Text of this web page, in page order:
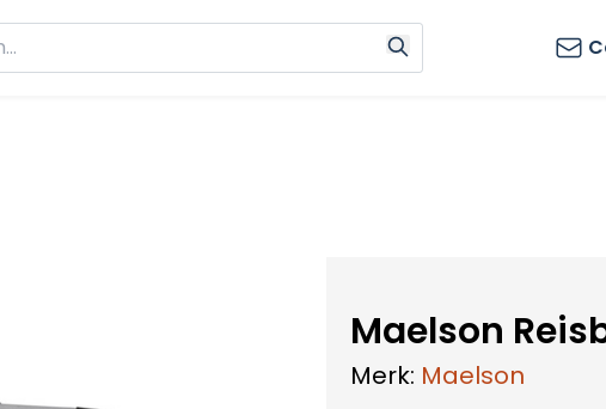
Maelson
Merk: Maelson